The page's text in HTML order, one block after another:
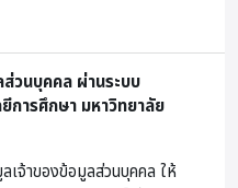
วนบุคคล ผ่านระบบ
การศึกษา มหาวิทยาลัย
จ้าของข้อมูลส่วนบุคคล ให้